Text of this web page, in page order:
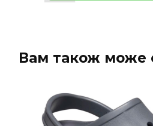
Вам також може